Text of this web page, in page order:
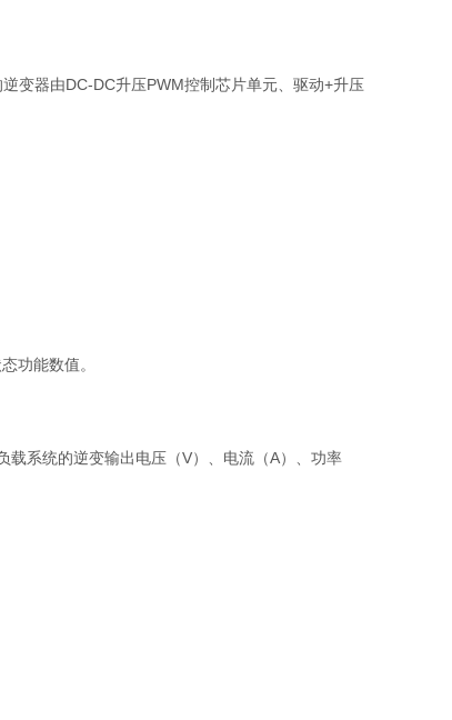
变器由DC-DC升压PWM控制芯片单元、驱动+升压
功能数值。
系统的逆变输出电压（V）、电流（A）、功率